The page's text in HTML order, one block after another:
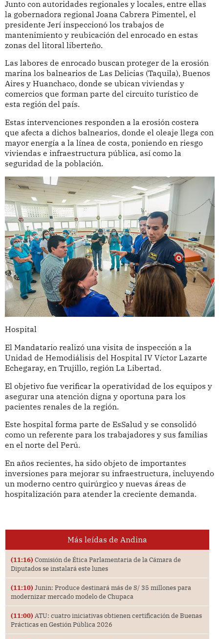
Junto con autoridades regionales y locales, entre ellas
la gobernadora regional Joana Cabrera Pimentel, el
presidente Jerí inspeccionó los trabajos de
mantenimiento y reubicación del enrocado en estas
zonas del litoral liberteño.
Las labores de enrocado buscan proteger de la erosión
marina los balnearios de Las Delicias (Taquila), Buenos
Aires y Huanchaco, donde se ubican viviendas y
comercios que forman parte del circuito turístico de
esta región del país.
Estas intervenciones responden a la erosión costera
que afecta a dichos balnearios, donde el oleaje llega con
mayor energía a la línea de costa, poniendo en riesgo
viviendas e infraestructura pública, así como la
seguridad de la población.
Hospital
El Mandatario realizó una visita de inspección a la
Unidad de Hemodiálisis del Hospital IV Víctor Lazarte
Echegaray, en Trujillo, región La Libertad.
El objetivo fue verificar la operatividad de los equipos y
asegurar una atención digna y oportuna para los
pacientes renales de la región.
Este hospital forma parte de EsSalud y se consolidó
como un referente para los trabajadores y sus familias
en el norte del Perú.
En años recientes, ha sido objeto de importantes
inversiones para mejorar su infraestructura, incluyendo
un moderno centro quirúrgico y nuevas áreas de
hospitalización para atender la creciente demanda.
Más leídas de Andina
(11:16) Comisión de Ética Parlamentaria de la Cámara de
Diputados se instalará este lunes
(11:10) Junin: Produce destinará más de S/ 35 millones para
modernizar mercado modelo de Chupaca
(11:00) ATU: cuatro iniciativas obtienen certificación de Buenas
Prácticas en Gestión Pública 2026